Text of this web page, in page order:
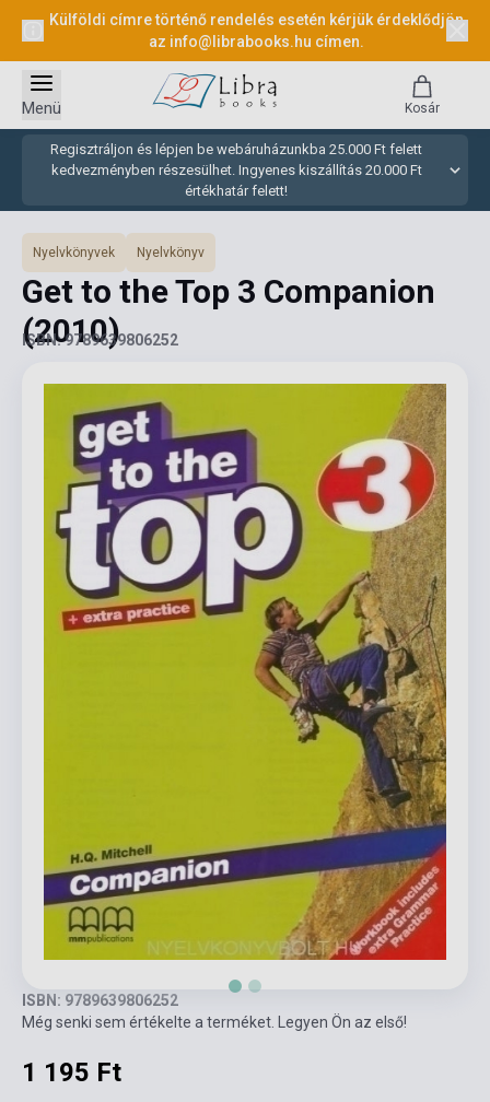
Külföldi címre történő rendelés esetén kérjük érdeklődjön
az info@librabooks.hu címen.
Regisztráljon és lépjen be webáruházunkba 25.000 Ft felett
kedvezményben részesülhet. Ingyenes kiszállítás 20.000 Ft
értékhatár felett!
Menü Kosár
Nyelvkönyvek Nyelvkönyv
Get to the Top 3 Companion
(2010)
ISBN: 9789639806252
ISBN: 9789639806252
Még senki sem értékelte a terméket. Legyen Ön az első!
1 195 Ft